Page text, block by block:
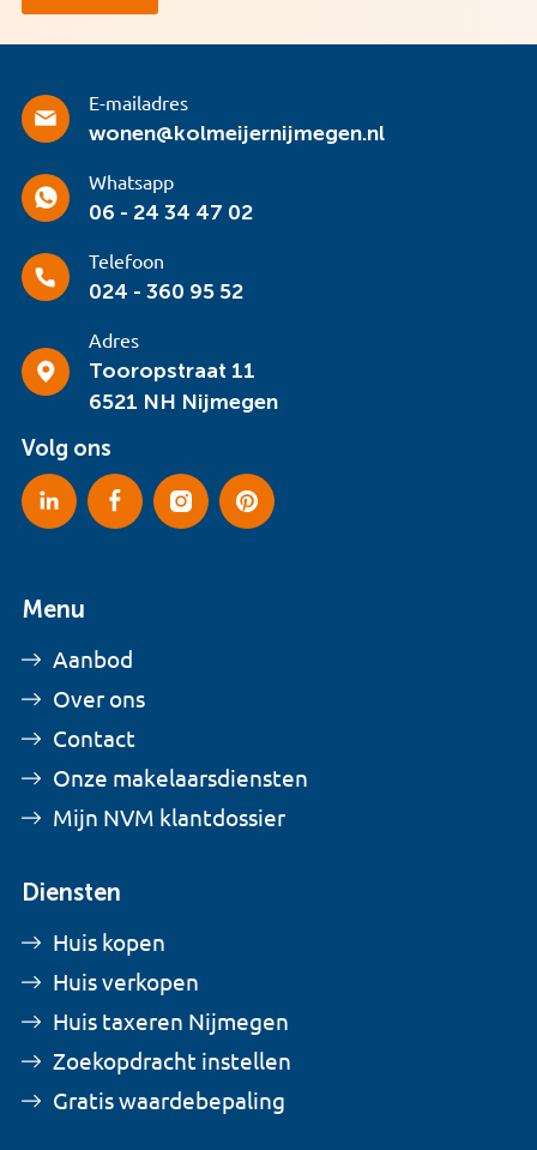
E-mailadres
wonen@kolmeijernijmegen.nl
Whatsapp
06 - 24 34 47 02
Telefoon
024 - 360 95 52
Adres
Tooropstraat 11
6521 NH Nijmegen
Volg ons
Menu
Aanbod
Over ons
Contact
Onze makelaarsdiensten
Mijn NVM klantdossier
Diensten
Huis kopen
Huis verkopen
Huis taxeren Nijmegen
Zoekopdracht instellen
Gratis waardebepaling